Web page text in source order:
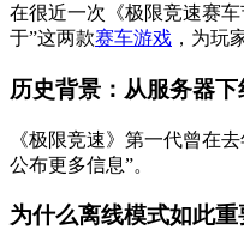
在很近一次《极限竞速赛
于”这两款赛车游戏 ，为玩
历史背景：从服务器
《极限竞速》第一代曾在
公布更多信息”。
为什么离线模式如此重